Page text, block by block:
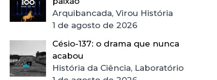
Arquibancada, Virou História
1 de agosto de 2026
Césio-137: o drama que nunca
acabou
História da Ciência, Laboratório